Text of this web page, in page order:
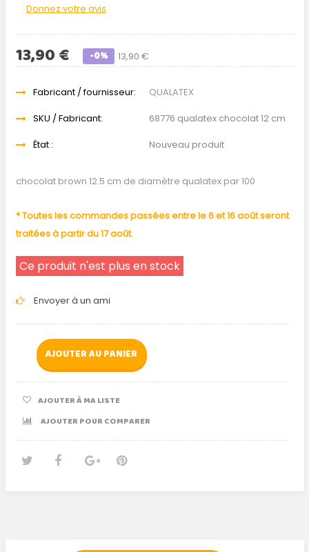
Donnez votre avis
13,90 €
13,90 € -0%
Fabricant / fournisseur:
QUALATEX
SKU / Fabricant:
68776 qualatex chocolat 12 cm
État :
Nouveau produit
chocolat brown 12.5 cm de diamètre qualatex par 100
* Toutes les commandes passées entre le 6 et 16 août seront
traitées à partir du 17 août.
Ce produit n'est plus en stock
Envoyer à un ami
AJOUTER AU PANIER
AJOUTER À MA LISTE
AJOUTER POUR COMPARER